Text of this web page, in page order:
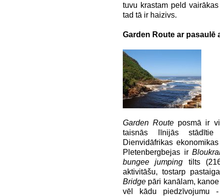
tuvu krastam peld
tad tā ir haizivs.
Garden Route ar pasaulē
Garden Route posmā ir
taisnās līnijās
Dienvidāfrikas
Pletenbergbejas ir
bungee jumping tilts
aktivitāšu, tostarp
Bridge pāri kanālam,
vēl kādu piedzīvojumu